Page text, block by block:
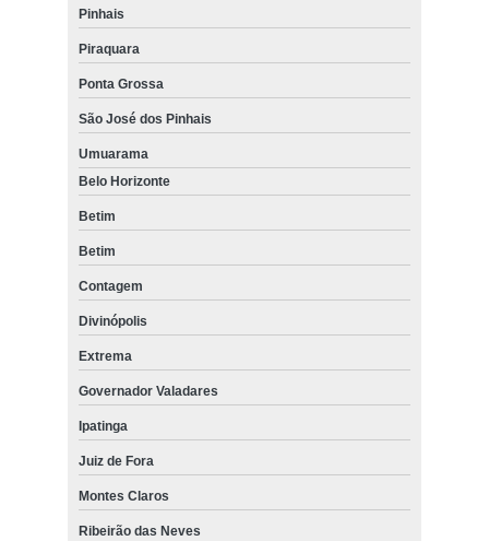
Pinhais
Piraquara
Ponta Grossa
São José dos Pinhais
Umuarama
Belo Horizonte
Betim
Betim
Contagem
Divinópolis
Extrema
Governador Valadares
Ipatinga
Juiz de Fora
Montes Claros
Ribeirão das Neves